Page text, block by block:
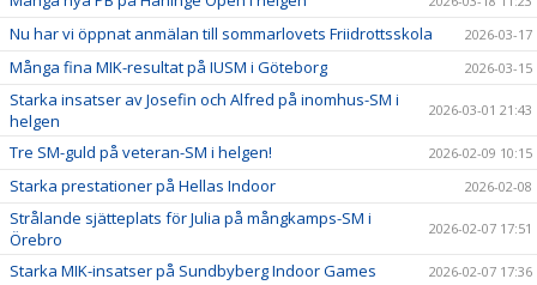
Nu har vi öppnat anmälan till sommarlovets Friidrottsskola 2026-03-17
Många fina MIK-resultat på IUSM i Göteborg 2026-03-15
Starka insatser av Josefin och Alfred på inomhus-SM i
helgen
2026-03-01 21:43
Tre SM-guld på veteran-SM i helgen! 2026-02-09 10:15
Starka prestationer på Hellas Indoor 2026-02-08
Strålande sjätteplats för Julia på mångkamps-SM i
Örebro
2026-02-07 17:51
Starka MIK-insatser på Sundbyberg Indoor Games 2026-02-07 17:36